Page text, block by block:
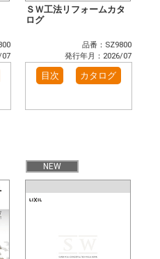
07
ＳＷ工法リフォームカタ
ログ
品番：SZ9800
発行年月：2026/07
目次 カタログ
NEW